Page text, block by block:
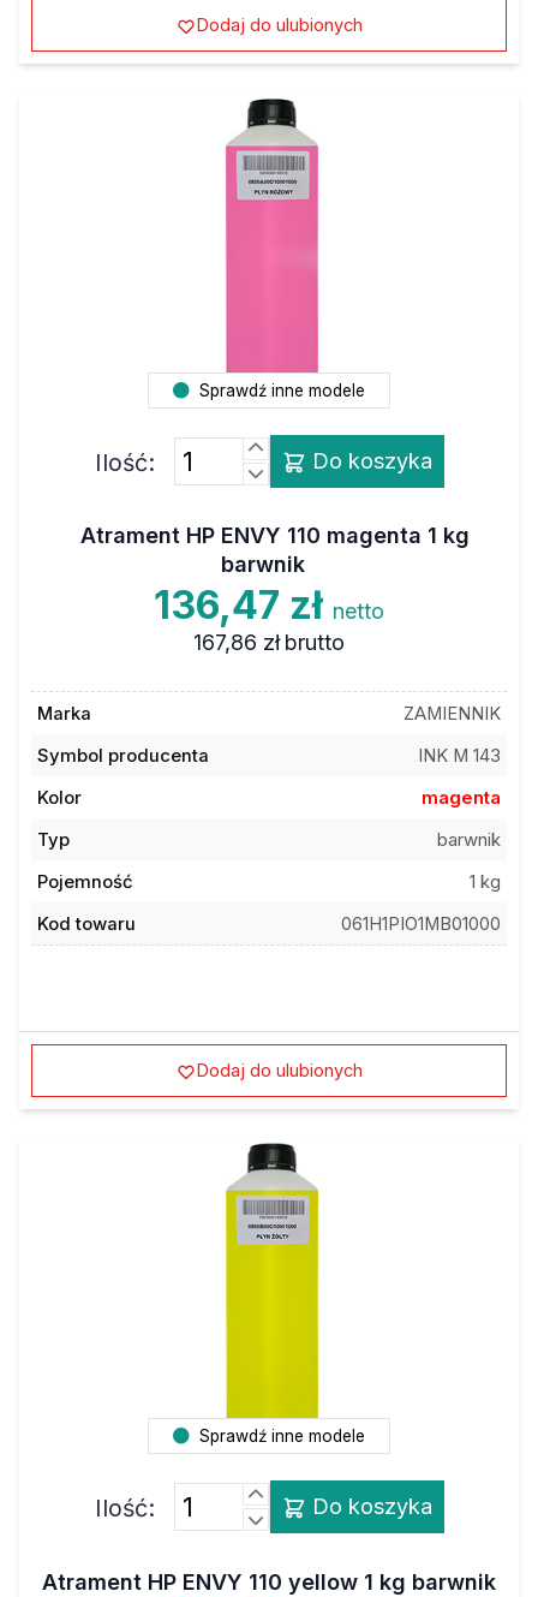
Dodaj do ulubionych
Sprawdź inne modele
Ilość: Do koszyka
Atrament HP ENVY 110 magenta 1 kg
barwnik
136,47 zł netto
167,86 zł brutto
Marka
ZAMIENNIK
Symbol producenta
INK M 143
Kolor
magenta
Typ
barwnik
Pojemność
1 kg
Kod towaru
061H1PIO1MB01000
Dodaj do ulubionych
Sprawdź inne modele
Ilość: Do koszyka
Atrament HP ENVY 110 yellow 1 kg barwnik